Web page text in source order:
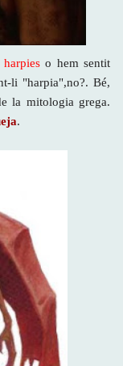
harpies o hem sentit
li "harpia",no?. Bé,
la mitologia grega.
.